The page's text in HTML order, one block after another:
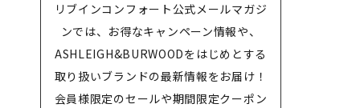
リブインコンフォート公式メールマガジ
ンでは、お得なキャンペーン情報や、
ASHLEIGH&BURWOODをはじめとする
取り扱いブランドの最新情報をお届け！
会員様限定のセールや期間限定クーポン